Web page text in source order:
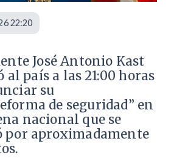
José Antonio Kast
al país a las 21:00 horas
su
de seguridad” en
nacional que se
por aproximadamente
22:20